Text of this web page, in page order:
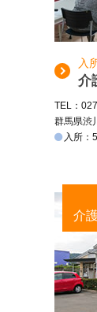
入
介
TEL：
群馬県渋
入所
介